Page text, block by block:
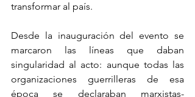
transformar al país.
Desde la inauguración del evento se
marcaron las líneas que daban
singularidad al acto: aunque todas las
organizaciones guerrilleras de esa
época se declaraban marxistas-